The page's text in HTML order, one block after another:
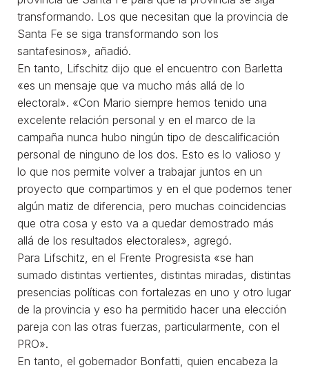
transformando. Los que necesitan que la provincia de
Santa Fe se siga transformando son los
santafesinos», añadió.
En tanto, Lifschitz dijo que el encuentro con Barletta
«es un mensaje que va mucho más allá de lo
electoral». «Con Mario siempre hemos tenido una
excelente relación personal y en el marco de la
campaña nunca hubo ningún tipo de descalificación
personal de ninguno de los dos. Esto es lo valioso y
lo que nos permite volver a trabajar juntos en un
proyecto que compartimos y en el que podemos tener
algún matiz de diferencia, pero muchas coincidencias
que otra cosa y esto va a quedar demostrado más
allá de los resultados electorales», agregó.
Para Lifschitz, en el Frente Progresista «se han
sumado distintas vertientes, distintas miradas, distintas
presencias políticas con fortalezas en uno y otro lugar
de la provincia y eso ha permitido hacer una elección
pareja con las otras fuerzas, particularmente, con el
PRO».
En tanto, el gobernador Bonfatti, quien encabeza la